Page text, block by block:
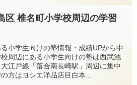
区 椎名町小学校周辺の学習
小学生向けの塾情報・成績UPから中
周辺にある小学生向けの塾は西武池
江戸線「落合南長崎駅」周辺に集中
方はヨシエ洋品店目白本...